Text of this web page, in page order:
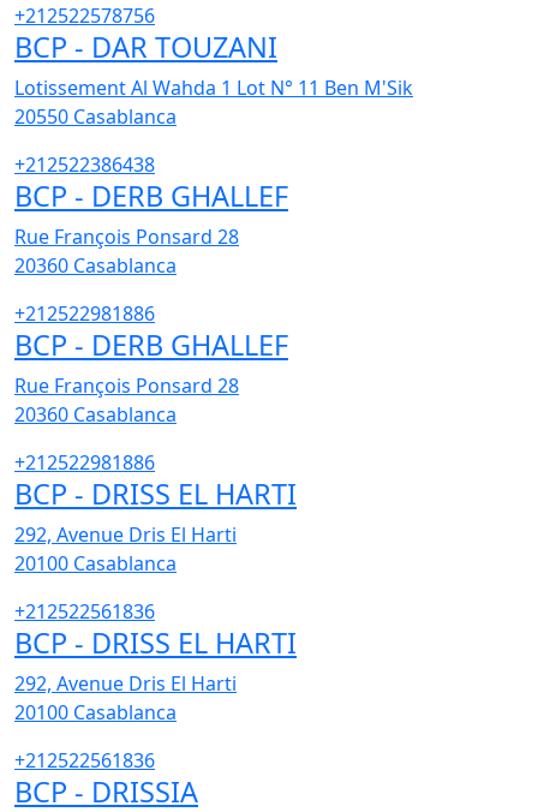
+212522578756
BCP - DAR TOUZANI
Lotissement Al Wahda 1 Lot N° 11 Ben M'Sik
20550 Casablanca
+212522386438
BCP - DERB GHALLEF
Rue François Ponsard 28
20360 Casablanca
+212522981886
BCP - DERB GHALLEF
Rue François Ponsard 28
20360 Casablanca
+212522981886
BCP - DRISS EL HARTI
292, Avenue Dris El Harti
20100 Casablanca
+212522561836
BCP - DRISS EL HARTI
292, Avenue Dris El Harti
20100 Casablanca
+212522561836
BCP - DRISSIA